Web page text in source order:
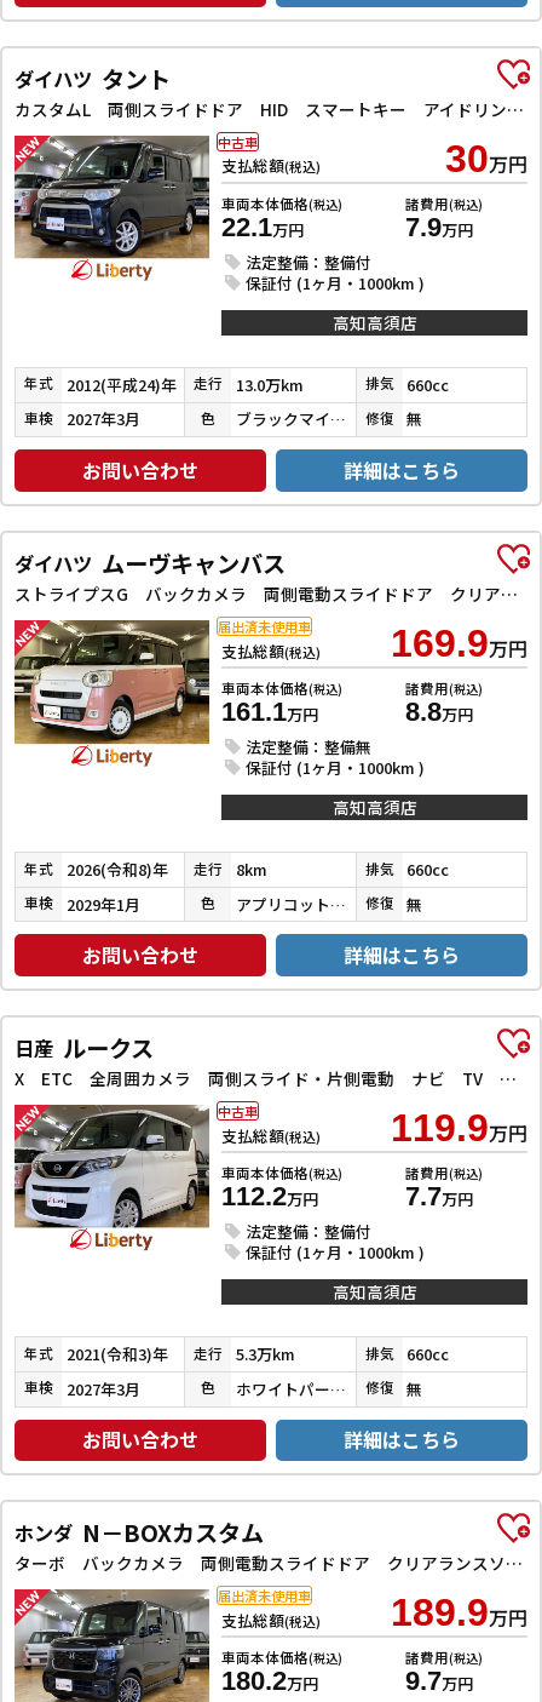
ダイハツ タント
カスタムL 両側スライドドア HID スマートキー アイドリングストップ 電動格納ミラー ベンチシート CVT 盗難防止システム ABS アルミホイール 衝突安全ボディ エアコン パワーステアリング
支払総額(税込) 30万円
車両本体価格(税込)
22.1万円
諸費用(税込)
7.9万円
法定整備：整備付
保証付 (1ヶ月・1000km )
中古車
高知高須店
年式 2012(平成24)年 走行 13.0万km 排気 660cc
車検 2027年3月 色 ブラックマイカメタリック 修復 無
お問い合わせ 詳細はこちら
ダイハツ ムーヴキャンバス
ストライプスG バックカメラ 両側電動スライドドア クリアランスソナー 衝突被害軽減システム オートライト LEDヘッドランプ スマートキー アイドリングストップ 電動格納ミラー シートヒーター ベンチシート CVT
支払総額(税込) 169.9万円
車両本体価格(税込)
161.1万円
諸費用(税込)
8.8万円
法定整備：整備無
保証付 (1ヶ月・1000km )
届出済未使用車
高知高須店
年式 2026(令和8)年 走行 8km 排気 660cc
車検 2029年1月 色 アプリコットピンクメタリック／シャイニングホワイトパール 修復 無
お問い合わせ 詳細はこちら
日産 ルークス
X ETC 全周囲カメラ 両側スライド・片側電動 ナビ TV クリアランスソナー 衝突被害軽減システム オートライト スマートキー アイドリングストップ 電動格納ミラー ベンチシート CVT
支払総額(税込) 119.9万円
車両本体価格(税込)
112.2万円
諸費用(税込)
7.7万円
法定整備：整備付
保証付 (1ヶ月・1000km )
中古車
高知高須店
年式 2021(令和3)年 走行 5.3万km 排気 660cc
車検 2027年3月 色 ホワイトパール３コートパール 修復 無
お問い合わせ 詳細はこちら
ホンダ N－BOXカスタム
ターボ バックカメラ 両側電動スライドドア クリアランスソナー オートクルーズコントロール レーンアシスト 衝突被害軽減システム オートライト LEDヘッドランプ スマートキー アイドリングストップ
支払総額(税込) 189.9万円
車両本体価格(税込)
180.2万円
諸費用(税込)
9.7万円
届出済未使用車